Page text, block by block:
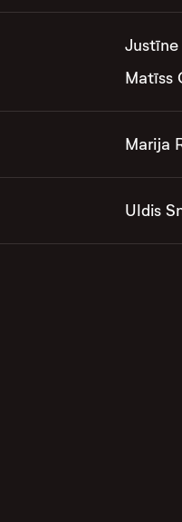
Justīne
Matīss
Marija
Uldis